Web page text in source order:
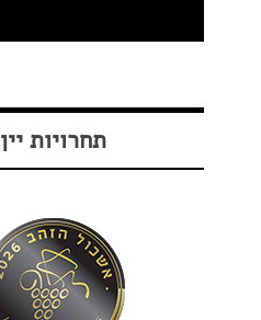
תחרויות יין